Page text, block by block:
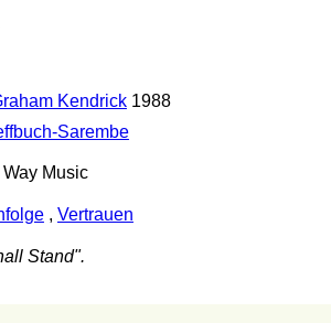
Kendrick1988
Sarembe
Music
, Vertrauen
Stand".